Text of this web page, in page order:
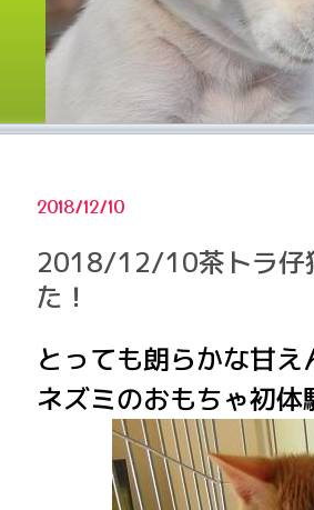
2018/12/10
2018/12/10茶トラ仔
た！
とっても朗らかな甘え
ネズミのおもちゃ初